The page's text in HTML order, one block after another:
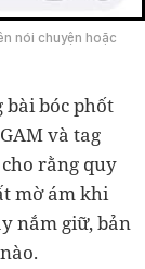
nói chuyện hoặc
bài bóc phốt
và tag
cho rằng quy
mờ ám khi
nắm giữ, bản